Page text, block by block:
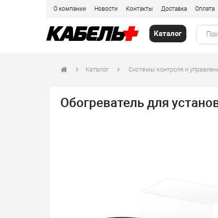
О компании Новости Контакты Доставка Оплата
Каталог
Каталог Системы контроля и
Обогреватель для